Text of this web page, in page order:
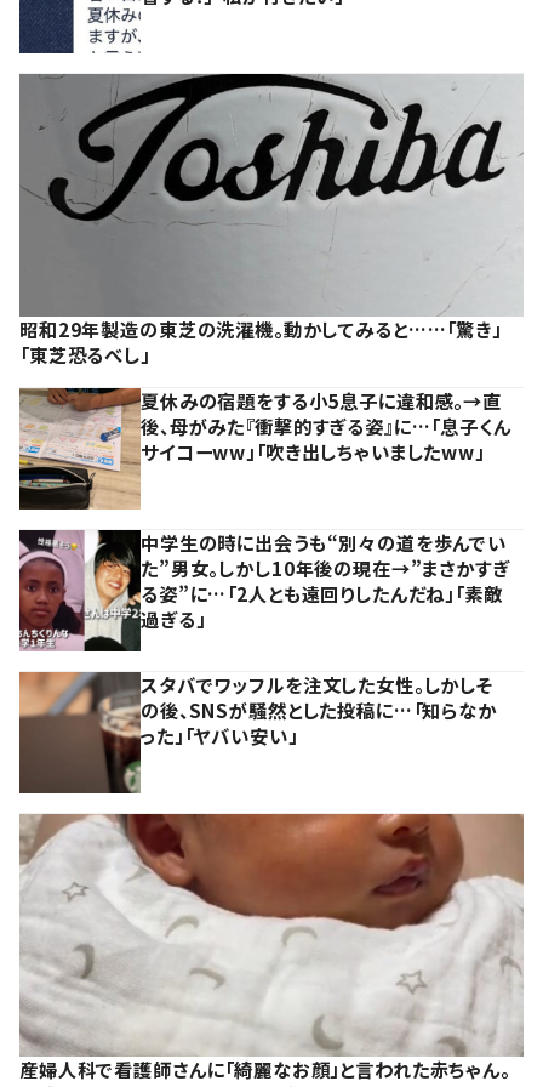
昭和29年製造の東芝の洗濯機。動かしてみると……「驚き」
「東芝恐るべし」
夏休みの宿題をする小5息子に違和感。→直
後、母がみた『衝撃的すぎる姿』に…「息子くん
サイコーww」「吹き出しちゃいましたww」
中学生の時に出会うも“別々の道を歩んでい
た”男女。しかし10年後の現在→”まさかすぎ
る姿”に…「2人とも遠回りしたんだね」「素敵
過ぎる」
スタバでワッフルを注文した女性。しかしそ
の後、SNSが騒然とした投稿に…「知らなか
った」「ヤバい安い」
産婦人科で看護師さんに「綺麗なお顔」と言われた赤ちゃん。